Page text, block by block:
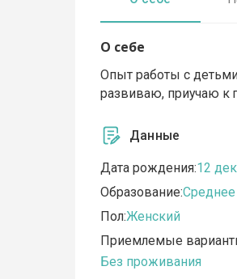
О себе
Опыт работы с
развиваю, приучаю к
Данные
Дата рождения:12
Образование:Среднее
Пол:Женский
Приемлемые
Без проживания